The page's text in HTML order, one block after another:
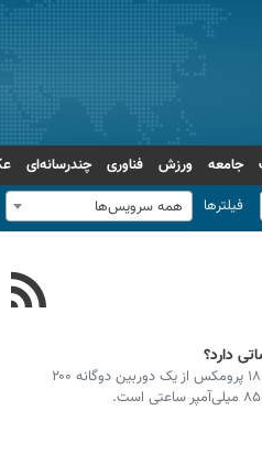
جامعه ورزش فناوری چندرسانه‌ای
فیلترها همه سرویس‌ها
اطلاعات ارائه شده نشان می‌دهد که گوشی شیائومی ۱۸ پرومکس از یک دوربین دوگانه ۲۰۰